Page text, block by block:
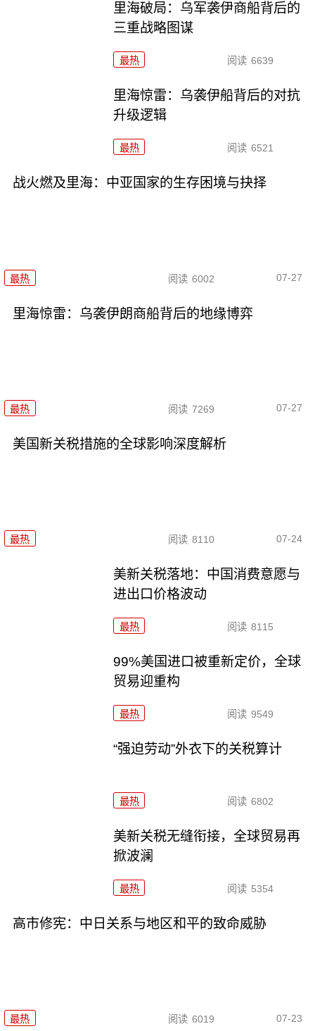
里海破局：乌军袭伊商船背后的
三重战略图谋
最热 阅读 6639
里海惊雷：乌袭伊船背后的对抗
升级逻辑
最热 阅读 6521
战火燃及里海：中亚国家的生存困境与抉择
最热 阅读 6002 07-27
里海惊雷：乌袭伊朗商船背后的地缘博弈
最热 阅读 7269 07-27
美国新关税措施的全球影响深度解析
最热 阅读 8110 07-24
美新关税落地：中国消费意愿与
进出口价格波动
最热 阅读 8115
99%美国进口被重新定价，全球
贸易迎重构
最热 阅读 9549
“强迫劳动”外衣下的关税算计
最热 阅读 6802
美新关税无缝衔接，全球贸易再
掀波澜
最热 阅读 5354
高市修宪：中日关系与地区和平的致命威胁
最热 阅读 6019 07-23